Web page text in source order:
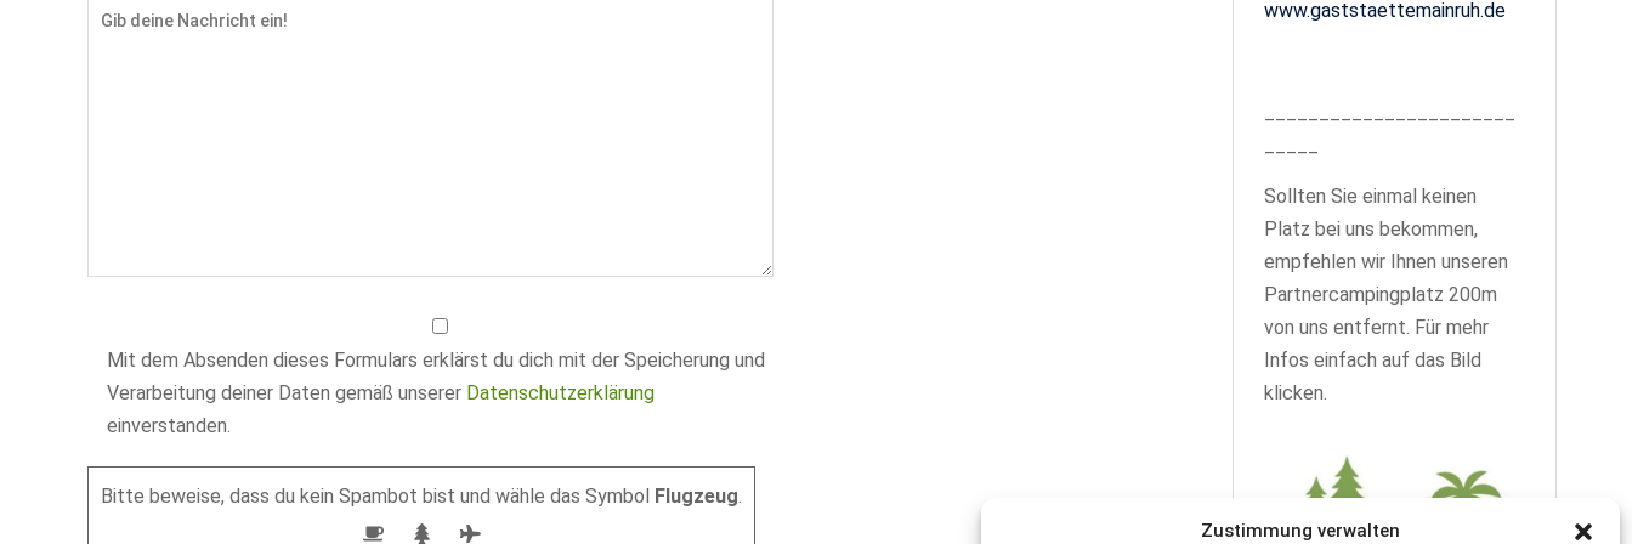
Zustimmung verwalten
Mit dem Absenden dieses Formulars erklärst du dich mit der Speicherung und
Verarbeitung deiner Daten gemäß unserer Datenschutzerklärung
einverstanden.
Bitte beweise, dass du kein Spambot bist und wähle das Symbol Flugzeug
www.gaststaettemainruh.de
Sollten Sie einmal keinen
Platz bei uns bekommen,
empfehlen wir Ihnen unseren
Partnercampingplatz 200m
von uns entfernt. Für mehr
Infos einfach auf das Bild
klicken.